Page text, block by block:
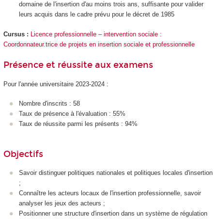
domaine de l'insertion d'au moins trois ans, suffisante pour valider
leurs acquis dans le cadre prévu pour le décret de 1985
Cursus : Licence professionnelle – intervention sociale :
Coordonnateur.trice de projets en insertion sociale et professionnelle
Présence et réussite aux examens
Pour l'année universitaire 2023-2024 :
Nombre d'inscrits : 58
Taux de présence à l'évaluation : 55%
Taux de réussite parmi les présents : 94%
Objectifs
Savoir distinguer politiques nationales et politiques locales d'insertion
;
Connaître les acteurs locaux de l'insertion professionnelle, savoir
analyser les jeux des acteurs ;
Positionner une structure d'insertion dans un système de régulation